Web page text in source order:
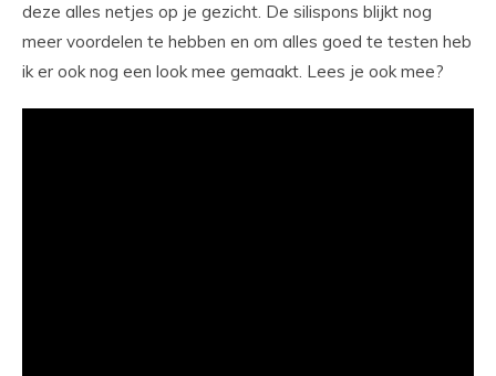
deze alles netjes op je gezicht. De silispons blijkt nog
meer voordelen te hebben en om alles goed te testen heb
ik er ook nog een look mee gemaakt. Lees je ook mee?